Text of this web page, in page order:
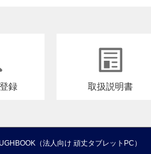
録 取扱説明書
（法人向け 頑丈タブレットPC）